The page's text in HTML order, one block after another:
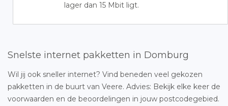
lager dan 15 Mbit ligt.
Snelste internet pakketten in Domburg
Wil jij ook sneller internet? Vind beneden veel gekozen
pakketten in de buurt van Veere. Advies: Bekijk elke keer de
voorwaarden en de beoordelingen in jouw postcodegebied.